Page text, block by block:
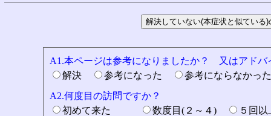
A1.本ページは参考になりましたか？ 又はアドバ
解決
参考になった
参考にならなか
A2.何度目の訪問ですか？
初めて来た
数度目(２～４) ５回